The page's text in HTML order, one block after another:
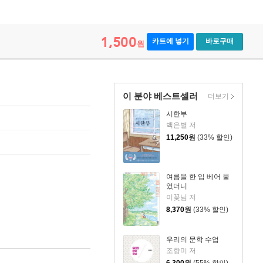
1,500원 카트에 넣기 바로구매
이 분야 베스트셀러
시한부
백은별 저
11,250원 (33% 할인)
여름을 한 입 베어 물
었더니
이꽃님 저
8,370원 (33% 할인)
우리의 문학 수업
조향미 저
더보기